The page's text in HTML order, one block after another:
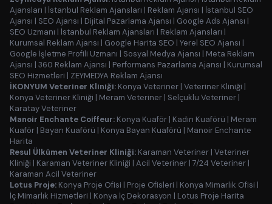
Ajansları | İstanbul Reklam Ajansları | Reklam Ajansı | İstanbul SEO
Ajansı | SEO Ajansı | Dijital Pazarlama Ajansı | Google Ads Ajansı |
SEO Uzmanı | İstanbul Reklam Ajansları | Reklam Ajansları |
Kurumsal Reklam Ajansı | Google Harita SEO | Yerel SEO Ajansı |
Google İşletme Profili Uzmanı | Sosyal Medya Ajansı | Meta Reklam
Ajansı | 360 Reklam Ajansı | Performans Pazarlama Ajansı | Kurumsal
SEO Hizmetleri | ZEYMEDYA Reklam Ajansı
İKONYUM Veteriner Kliniği: Konya Veteriner | Veteriner Kliniği |
Konya Veteriner Kliniği | Meram Veteriner | Selçuklu Veteriner |
Karatay Veteriner
Manoir Enchante Coiffeur: Konya Kuaför | Kadın Kuaförü | Meram
Kuaför | Bayan Kuaförü | Konya Bayan Kuaförü | Manoir Enchante
Harita
Resul Ülkümen Veteriner Kliniği: Karaman Veteriner | Veteriner
Kliniği | Karaman Veteriner Kliniği | Acil Veteriner | 7/24 Veteriner |
Karaman Acil Veteriner
Lotus Proje: Konya Proje Ofisi | Proje Ofisleri | Konya Mimarlık Ofisi |
İç Mimarlık Hizmetleri | Konya İç Dekorasyon | Lotus Proje Harita